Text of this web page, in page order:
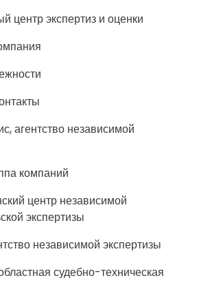
центр экспертиз и оценки
агентство независимой
компаний
центр независимой
экспертизы
независимой экспертизы
судебно-техническая